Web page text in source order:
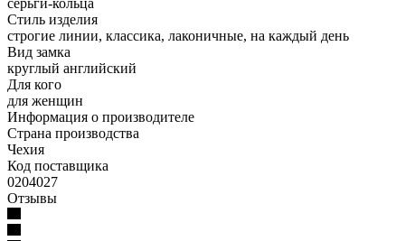
Стиль изделия
строгие линии, классика, лаконичные, на каждый день
Вид замка
круглый английский
Для кого
для женщин
Информация о производителе
Страна производства
Чехия
Код поставщика
0204027
Отзывы